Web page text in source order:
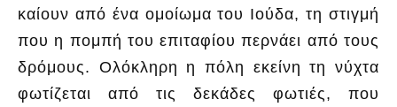
καίουν από ένα ομοίωμα του Ιούδα, τη στιγμή
που η πομπή του επιταφίου περνάει από τους
δρόμους. Ολόκληρη η πόλη εκείνη τη νύχτα
φωτίζεται από τις δεκάδες φωτιές, που